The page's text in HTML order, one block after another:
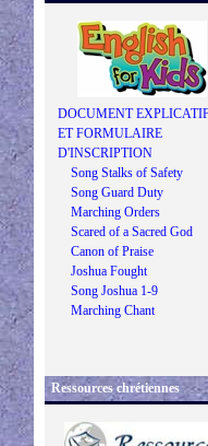
DOCUMENT
ET FORMULAIRE
D'INSCRIPTION
Song Stalks of Safety
Song Guard Duty
Marching Orders
Scared of a Sacred God
Canon of Praise
Joshua Fought
Song Joshua 1-9
Marching Chant
Ressources chrétiennes